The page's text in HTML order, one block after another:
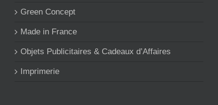
Green Concept
Made in France
Objets Publicitaires & Cadeaux d’Affaires
Imprimerie